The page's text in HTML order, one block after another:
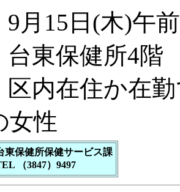
15日(木)午前
東保健所4階
内在住か在勤
女性
東保健所保健サービス課
（3847）9497